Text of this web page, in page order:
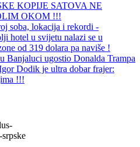
KOPIJE SATOVA NE
OKOM !!!
soba, lokacija i rekordi -
hotel u svijetu nalazi se u
od 319 dolara pa naviše !
ugostio Donalda Trampa
Dodik je ultra dobar frajer:
!!!